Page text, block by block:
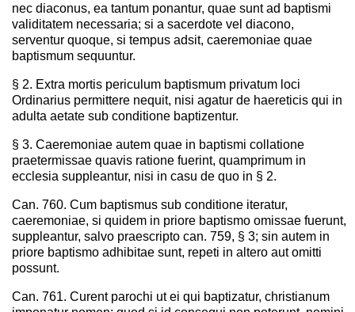
nec diaconus, ea tantum ponantur, quae sunt ad baptismi
validitatem necessaria; si a sacerdote vel diacono,
serventur quoque, si tempus adsit, caeremoniae quae
baptismum sequuntur.
§ 2. Extra mortis periculum baptismum privatum loci
Ordinarius permittere nequit, nisi agatur de haereticis qui in
adulta aetate sub conditione baptizentur.
§ 3. Caeremoniae autem quae in baptismi collatione
praetermissae quavis ratione fuerint, quamprimum in
ecclesia suppleantur, nisi in casu de quo in § 2.
Can. 760. Cum baptismus sub conditione iteratur,
caeremoniae, si quidem in priore baptismo omissae fuerunt,
suppleantur, salvo praescripto can. 759, § 3; sin autem in
priore baptismo adhibitae sunt, repeti in altero aut omitti
possunt.
Can. 761. Curent parochi ut ei qui baptizatur, christianum